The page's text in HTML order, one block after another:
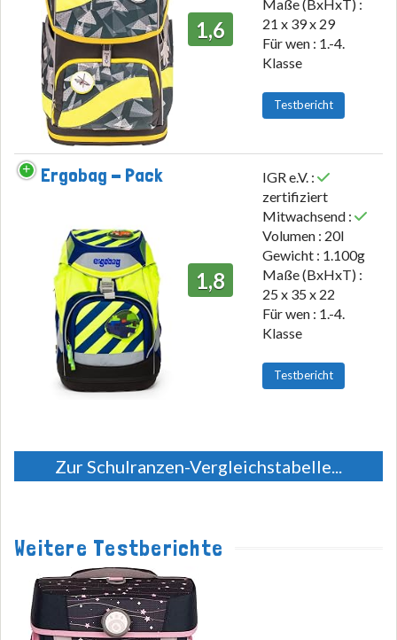
1,6
Maße (BxHxT) :
21 x 39 x 29
Für wen : 1.-4.
Klasse
Testbericht
Ergobag - Pack
1,8
IGR e.V. :
zertifiziert
Mitwachsend :
Volumen : 20l
Gewicht : 1.100g
Maße (BxHxT) :
25 x 35 x 22
Für wen : 1.-4.
Klasse
Testbericht
Zur Schulranzen-Vergleichstabelle...
Weitere Testberichte